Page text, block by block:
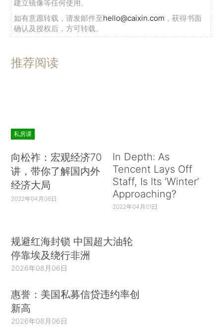
建立镜像等任何使用。
如有意愿转载，请发邮件至hello@caixin.com ，获得书面
确认及授权后，方可转载。
推荐阅读
私房课
向松祚：宏观经济70
讲，带你了解国内外
经济大局
2022年04月06日
In Depth: As
Tencent Lays Off
Staff, Is Its ‘Winter’
Approaching?
2022年04月01日
规避红海封锁 中国超大油轮
停靠埃及绕行非洲
2026年08月06日
惠誉：美国私募信贷违约率创
新高
2026年08月06日